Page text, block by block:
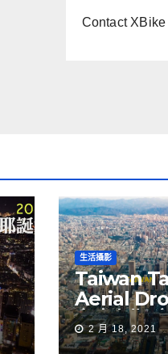
Contact XBike
生活攝影
Taiwan
Aerial
台中七期
2 月 18, 2021